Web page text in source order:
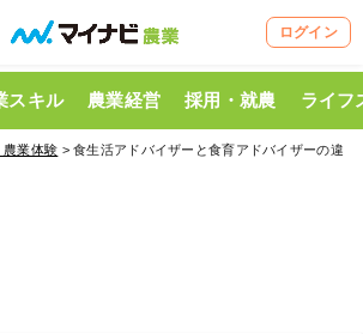
ログイン
スキル 農業経営 採用・就農 ライフ
農業体験 > 食生活アドバイザーと食育アドバイザーの違